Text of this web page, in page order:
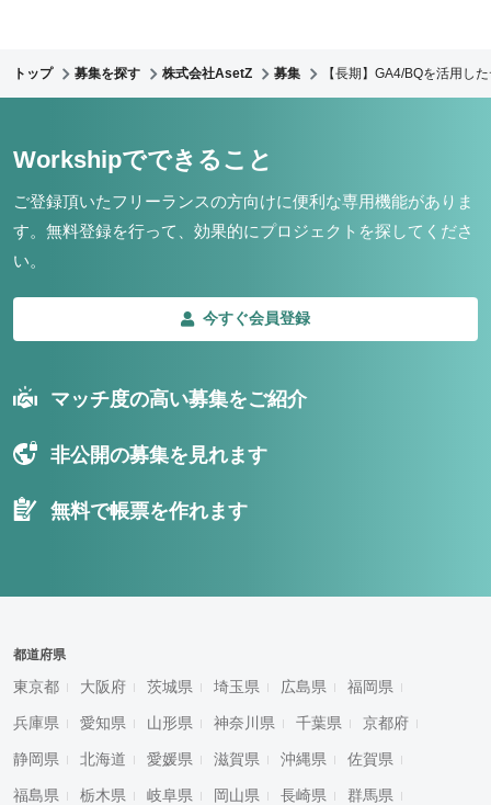
トップ 募集を探す 株式会社AsetZ 募集 【長期】GA4/BQを活用し
Workshipでできること
ご登録頂いたフリーランスの方向けに便利な専用機能がありま
す。 無料登録を行って、効果的にプロジェクトを探してくださ
い。
今すぐ会員登録
マッチ度の高い募集をご紹介
非公開の募集を見れます
無料で帳票を作れます
都道府県
東京都 大阪府 茨城県 埼玉県 広島県 福岡県
兵庫県 愛知県 山形県 神奈川県 千葉県 京都府
静岡県 北海道 愛媛県 滋賀県 沖縄県 佐賀県
福島県 栃木県 岐阜県 岡山県 長崎県 群馬県